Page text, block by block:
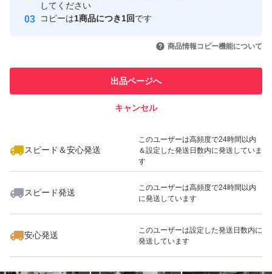
取引実績◯+
このユーザーはYahoo!フリマの取
引を完了させた実績があります
での取引実績があります
スピード&安心発送
※このバッジは実績に基づく表示であり、発送を保証しているものではあり
スピード＆安心発送
このユーザーは高頻度で24時間以内
＆設定した発送日数内に発送していま
す
スピード発送
このユーザーは高頻度で24時間以内
に発送しています
安心発送
このユーザーは設定した発送日数内に
発送しています
してください
コピーは1商品につき1回です
商品情報コピー機能について
出品ページへ
キャンセル